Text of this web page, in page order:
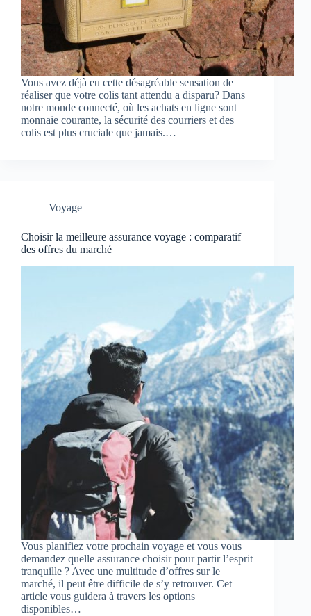
Vous avez déjà eu cette désagréable sensation de
réaliser que votre colis tant attendu a disparu? Dans
notre monde connecté, où les achats en ligne sont
monnaie courante, la sécurité des courriers et des
colis est plus cruciale que jamais.…
Voyage
Choisir la meilleure assurance voyage : comparatif
des offres du marché
Vous planifiez votre prochain voyage et vous vous
demandez quelle assurance choisir pour partir l’esprit
tranquille ? Avec une multitude d’offres sur le
marché, il peut être difficile de s’y retrouver. Cet
article vous guidera à travers les options
disponibles…